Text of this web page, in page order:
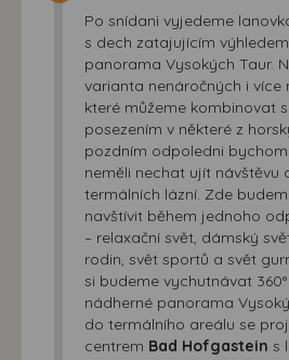
Po snídani vyjedeme
s dech zatajujícím
panorama Vysokých Taur.
varianta nenáročných i více
které můžeme kombinovat
posezením v některé z
pozdním odpoledni
neměli nechat ujít návštěvu
termálních lázní. Zde
navštívit během jednoho
– relaxační svět, dámský
rodin, svět sportů a svět
si budeme vychutnávat
nádherné panorama
do termálního areálu se
centrem Bad Hofgastein s